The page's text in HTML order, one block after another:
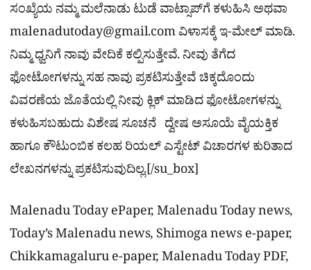
ಸಂಖ್ಯೆಯ ನಮ್ಮ ಮಲೆನಾಡು ಟುಡೆ ವಾಟ್ಸಾಪ್‌ಗೆ ಕಳುಹಿಸಿ ಅಥವಾ
malenadutoday@gmail.comವಿಳಾಸಕ್ಕೆ ಇ-ಮೇಲ್ ಮಾಡಿ.
ನಿಮ್ಮ ಧ್ವನಿಗೆ ನಾವು ವೇದಿಕೆ ಕಲ್ಪಿಸುತ್ತೇವೆ. ನೀವು ತೆಗೆದ
ಫೋಟೋಗಳನ್ನು ಸಹ ನಾವು ಪ್ರಕಟಿಸುತ್ತೇವೆ ಚಿಕ್ಕದೊಂದು
ವಿವರಣೆಯ ಜೊತೆಯಲ್ಲಿ ನೀವು ಕ್ಲಿಕ್ ಮಾಡಿದ ಫೋಟೋಗಳನ್ನು
ಕಳುಹಿಸಬಹುದು ವಿಶೇಷ ಸೂಚನೆ ದ್ವೇಷ ಅಸೂಯೆ ವೈಯಕ್ತಿಕ
ಹಾಗೂ ಕೌಟುಂಬಿಕ ಕಲಹ ರಿಯಲ್​ ಎಸ್ಟೇಟ್​ ವಿಚಾರಗಳ ಕುರಿತಾದ
ಲೇಖನಗಳನ್ನು ಪ್ರಕಟಿಸುವುದಿಲ್ಲ.[/su_box]
Malenadu Today ePaper, Malenadu Today news,
Today’s Malenadu news, Shimoga news e-paper,
Chikkamagaluru e-paper, Malenadu Today PDF,